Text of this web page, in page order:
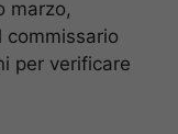
marzo,
commissario
per verificare